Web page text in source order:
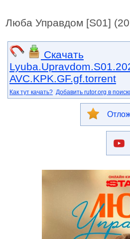
Люба Управдом [S01]
Скачать
AVC.KPK.GF.gf.torrent
Как тут качать? Добавить rutor.org в